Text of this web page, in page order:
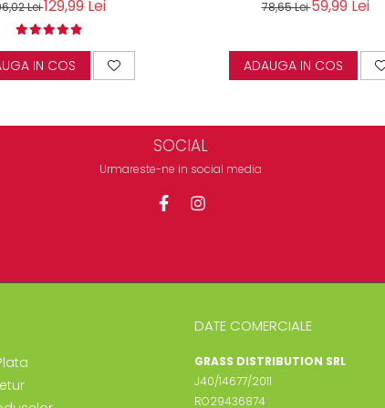
Lei129,99 Lei
IN COS
78,65 Lei59,99 Lei
ADAUGA IN COS
SOCIAL
Urmareste-ne in social media
DATE COMERCIALE
GRASS DISTRIBUTION SRL
J40/14677/2011
RO29436874